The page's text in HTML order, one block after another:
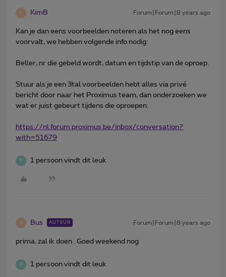
K KimB Forum|Forum|8 years ago
Kan je dan eens voorbeelden noteren als het nog eens
voorvalt, we hebben volgende info nodig:
Beller, nr die gebeld wordt, datum en tijdstip van de oproep.
Stuur als je een 3tal voorbeelden hebt alles via privé
bericht door naar het Proximus team, dan onderzoeken we
wat er juist gebeurt tijdens die oproepen.
https://nl.forum.proximus.be/inbox/conversation?
with=51679
W 1 persoon vindt dit leuk
B Bus AUTEUR Forum|Forum|8 years ago
prima, zal ik doen . Goed weekend nog
W 1 persoon vindt dit leuk